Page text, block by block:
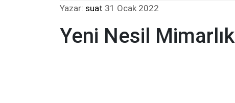
Yazar: suat 31 Ocak 2022
Yeni Nesil Mimarlık